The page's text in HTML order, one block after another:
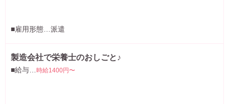
■雇用形態…派遣
製造会社で栄養士のおしごと♪
■給与… 時給1400円〜